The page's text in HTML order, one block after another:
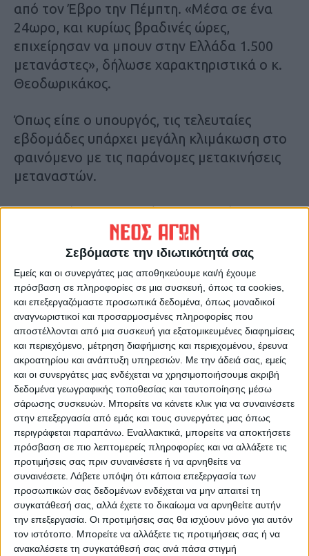
Σεβόμαστε την ιδιωτικότητά σας
Εμείς και οι συνεργάτες μας αποθηκεύουμε και/ή έχουμε
πρόσβαση σε πληροφορίες σε μια συσκευή, όπως τα cookies,
και επεξεργαζόμαστε προσωπικά δεδομένα, όπως μοναδικοί
αναγνωριστικοί και προσαρμοσμένες πληροφορίες που
αποστέλλονται από μια συσκευή για εξατομικευμένες διαφημίσεις
και περιεχόμενο, μέτρηση διαφήμισης και περιεχομένου, έρευνα
ακροατηρίου και ανάπτυξη υπηρεσιών. Με την άδειά σας, εμείς
και οι συνεργάτες μας ενδέχεται να χρησιμοποιήσουμε ακριβή
δεδομένα γεωγραφικής τοποθεσίας και ταυτοποίησης μέσω
σάρωσης συσκευών. Μπορείτε να κάνετε κλικ για να συναινέσετε
στην επεξεργασία από εμάς και τους συνεργάτες μας όπως
περιγράφεται παραπάνω. Εναλλακτικά, μπορείτε να αποκτήσετε
πρόσβαση σε πιο λεπτομερείς πληροφορίες και να αλλάξετε τις
προτιμήσεις σας πριν συναινέσετε ή να αρνηθείτε να
συναινέσετε. Λάβετε υπόψη ότι κάποια επεξεργασία των
προσωπικών σας δεδομένων ενδέχεται να μην απαιτεί τη
συγκατάθεσή σας, αλλά έχετε το δικαίωμα να αρνηθείτε αυτήν
την επεξεργασία. Οι προτιμήσεις σας θα ισχύουν μόνο για αυτόν
τον ιστότοπο. Μπορείτε να αλλάξετε τις προτιμήσεις σας ή να
ανακαλέσετε τη συγκατάθεσή σας ανά πάσα στιγμή
από τον Έβρο την Πέμπτη. «Μέσα σε ένα
24ωρο, και κυρίως βραδινές ώρες,
επιχείρησαν να μπουν στην Ελλάδα 1.500
μετανάστες», δήλωσε χαρακτηριστικά ο κ.
Θεοδωρικάκος.
Όπως είπε ο υπουργός, τις τελευταίες
εβδομάδες υπάρχει μεγάλη κλιμάκωση στο
φαινόμενο με τις παράνομες μετακινήσεις
μεταναστών.
Υπουργείο Εξωτερικών: Η Τουρκία
εργαλειοποιεί τους μετανάστες για να
δημιουργήσει συνοριακό ζήτημα
Και το υπουργείο Εξωτερικών, σε
πρόσφατη ανακοίνωσή του, έκανε λόγο για
«εργαλειοποίηση» του μεταναστευτικού
από την Τουρκία, ώστε να δημιουργήσει
συνοριακό ζήτημα.
«Το πρόσφατο περιστατικό, που αφορά την
προώθηση αιτούντων ασύλου από την
Τουρκία προς την Ελλάδα στην περιοχή του
Έβρου, αποτελεί μία ακόμη απόπειρα της
Τουρκίας να εργαλειοποιήσει το
μεταναστευτικό-προσφυγικό και
ενδεχομένως να δημιουργήσει παράλληλα
συνοριακό ζήτημα», αναφέρει η σχετική
ανακοίνωση.